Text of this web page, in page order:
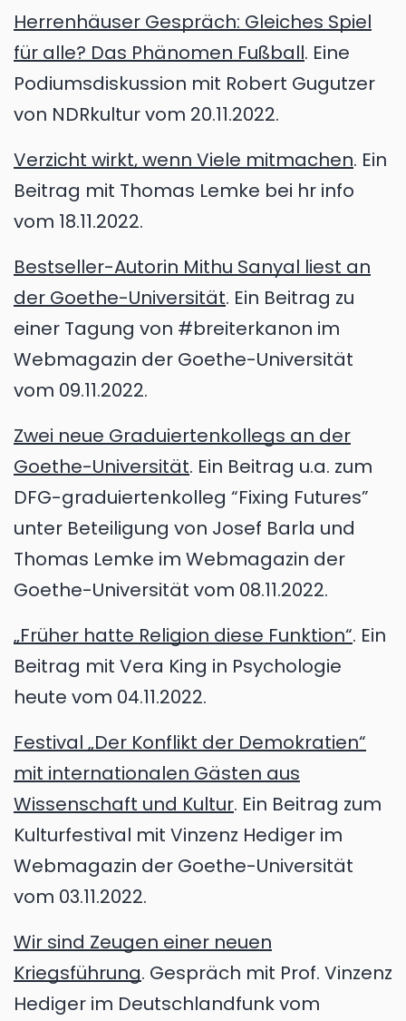
Herrenhäuser Gespräch: Gleiches Spiel
für alle? Das Phänomen Fußball. Eine
Podiumsdiskussion mit Robert Gugutzer
von NDRkultur vom 20.11.2022.
Verzicht wirkt, wenn Viele mitmachen. Ein
Beitrag mit Thomas Lemke bei hr info
vom 18.11.2022.
Bestseller-Autorin Mithu Sanyal liest an
der Goethe-Universität. Ein Beitrag zu
einer Tagung von #breiterkanon im
Webmagazin der Goethe-Universität
vom 09.11.2022.
Zwei neue Graduiertenkollegs an der
Goethe-Universität. Ein Beitrag u.a. zum
DFG-graduiertenkolleg “Fixing Futures”
unter Beteiligung von Josef Barla und
Thomas Lemke im Webmagazin der
Goethe-Universität vom 08.11.2022.
„Früher hatte Religion diese Funktion“. Ein
Beitrag mit Vera King in Psychologie
heute vom 04.11.2022.
Festival „Der Konflikt der Demokratien“
mit internationalen Gästen aus
Wissenschaft und Kultur. Ein Beitrag zum
Kulturfestival mit Vinzenz Hediger im
Webmagazin der Goethe-Universität
vom 03.11.2022.
Wir sind Zeugen einer neuen
Kriegsführung. Gespräch mit Prof. Vinzenz
Hediger im Deutschlandfunk vom